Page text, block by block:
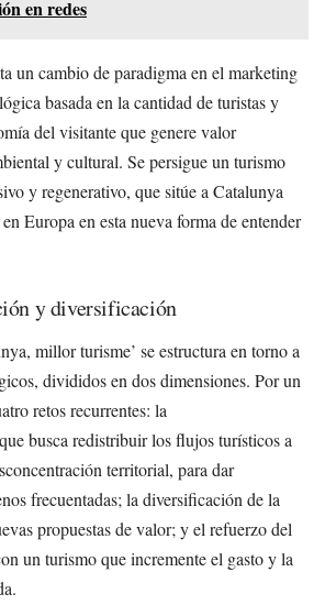
en redes
un cambio de paradigma en el marketing
basada en la cantidad de turistas y
del visitante que genere valor
y cultural. Se persigue un turismo
y regenerativo, que sitúe a Catalunya
Europa en esta nueva forma de entender
y diversificación
millor turisme’ se estructura en torno a
divididos en dos dimensiones. Por un
retos recurrentes: la
busca redistribuir los flujos turísticos a
territorial, para dar
frecuentadas; la diversificación de la
propuestas de valor; y el refuerzo del
un turismo que incremente el gasto y la